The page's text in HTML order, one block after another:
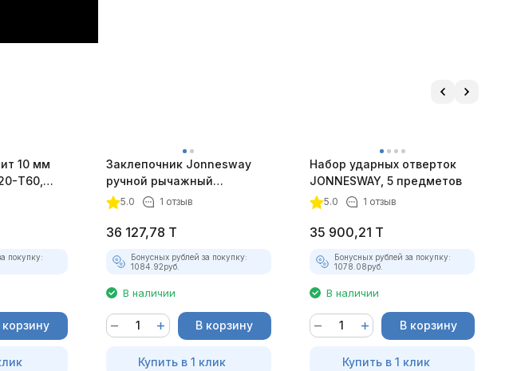
10 мм
Т60,
покупку:
корзину
Заклепочник Jonnesway
ручной рычажный
усиленный, 3.2 - 6.4 мм
5.0 1 отзыв
36 127,78 T
Бонусных рублей за покупку:
1084.92руб.
В наличии
В корзину
Купить в 1 клик
Набор ударных отверток
JONNESWAY, 5 предметов
5.0 1 отзыв
35 900,21 T
Бонусных рублей за покупку:
1078.08руб.
В наличии
В корзину
Купить в 1 клик